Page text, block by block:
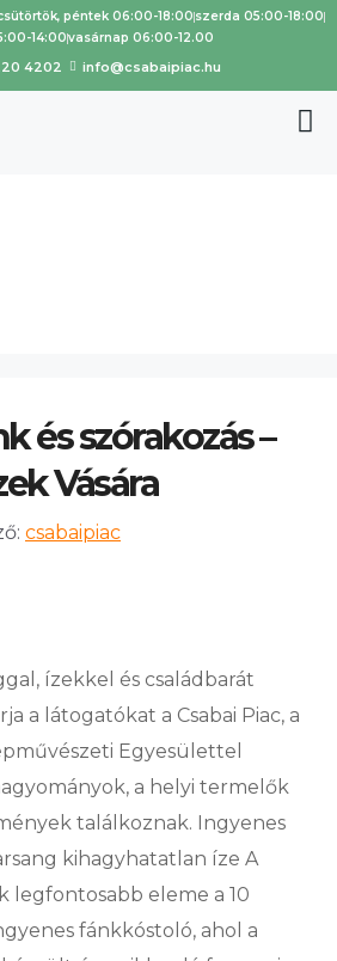
péntek 06:00-18:00szerda 05:00-18:00
14:00vasárnap 06:00-12.00
4202 info@csabaipiac.hu
és szórakozás –
Vására
csabaipiac
ízekkel és családbarát
a látogatókat a Csabai Piac, a
Egyesülettel
a helyi termelők
találkoznak. Ingyenes
kihagyhatatlan íze A
legfontosabb eleme a 10
fánkkóstoló, ahol a